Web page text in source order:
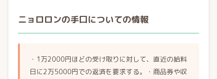
ニョロロンの手口についての情報
・1万2000円ほどの受け取りに対して、直近の給料
日に2万5000円での返済を要求する。・商品券や収